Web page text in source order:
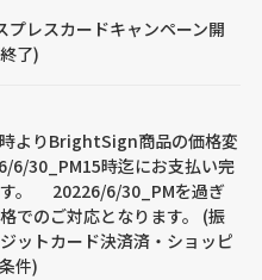
レスカードキャンペーン開
了)
よりBrightSign商品の価格変
6/30_PM15時迄にお支払い完
す。 20226/6/30_PMを過ぎ
でのご対応となります。 (振
ットカード決済済・ショッピ
件)